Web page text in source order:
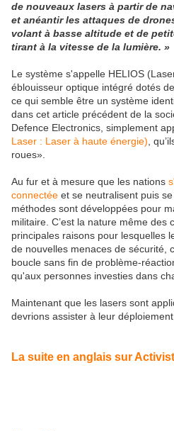
de nouveaux lasers à partir de
et anéantir les attaques de
volant à basse altitude et de
tirant à la vitesse de la lumière. »
Le système s'appelle HELIOS
éblouisseur optique intégré dotés
ce qui semble être un système
dans cet article précédent de la
Defence Electronics, simplement
Laser : Laser à haute énergie) ,
roues».
Au fur et à mesure que les nations
connectée et se neutralisent puis
méthodes sont développées pour
militaire. C’est la nature même des
principales raisons pour lesquelles
de nouvelles menaces de sécurité,
boucle sans fin de problème-
qu'aux personnes investies dans
Maintenant que les lasers sont
devrions assister à leur
La suite en anglais sur